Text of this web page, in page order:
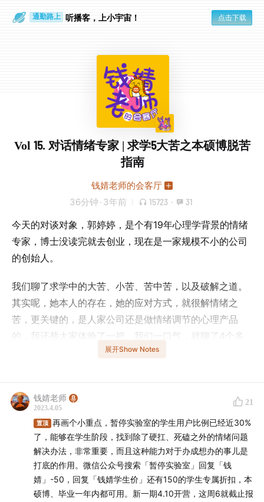
通勤路上 听播客，上小宇宙！ 点击下载
Vol 15. 对话情绪专家 | 求学5大苦之本硕博脱苦
指南
钱婧老师的会客厅
36分钟 · 3年前 15723 · 31
今天的对谈对象，郭婷婷，是个有19年心理学背景的情绪
专家，博士没读完就去创业，现在是一家规模不小的公司
的创始人。
我们聊了求学中的大苦、小苦、苦中苦，以及破解之道。
其实呢，她本人的存在，她的应对方式，就很解情绪之
苦，更关键的，是人家公司还是做情绪调节的心理产品
的，我还替大家体验了一把。我们一口气，就聊了4个多
小时，这是一种非常深度的心理对话，聊废了两台手机～
｜时间线｜
--- 03:29嘉宾介绍
---10:12人生选项好纠结，如何做出跟随自己需求的
选择？
展开Show Notes
钱婧老师
2023.4.05
21
置顶
再画个小重点，暂停实验室的学生用户比例已经近30%
了，能够在学生阶段，找到除了硬扛、死磕之外的情绪问题
解决办法，非常重要，而且这种能力对于办成想办的事儿是
打底的作用。微信公众号搜索「暂停实验室」回复「钱
婧」-50，回复「钱婧学生价」还有150的学生专属折扣，本
硕博、毕业一年内都可用。新一期4.10开营，这周6就截止报